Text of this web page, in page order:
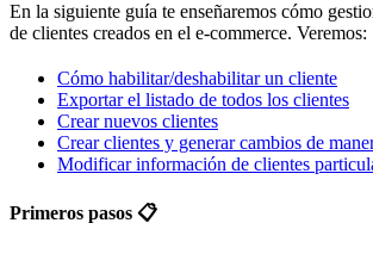
En la siguiente guía te enseñaremos cómo
de clientes creados en el e-commerce. Veremos:
Cómo habilitar/deshabilitar un cliente
Exportar el listado de todos los clientes
Crear nuevos clientes
Crear clientes y generar cambios de
Modificar información de clientes
Primeros pasos 📋